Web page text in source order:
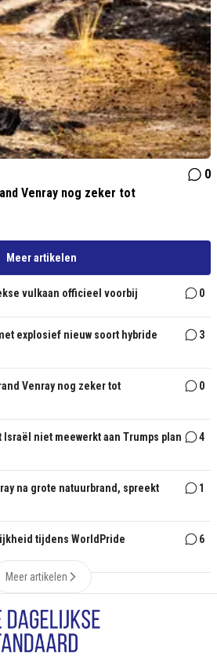
0
Venray nog zeker tot
Meer artikelen
vulkaan officieel voorbij 0
explosief nieuw soort hybride
3
Venray nog zeker tot
0
Israël niet meewerkt aan Trumps plan
4
na grote natuurbrand, spreekt
1
tijdens WorldPride 6
Meer artikelen